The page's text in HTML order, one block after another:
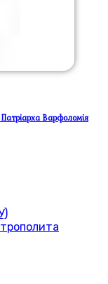
Патріарха Варфоломія